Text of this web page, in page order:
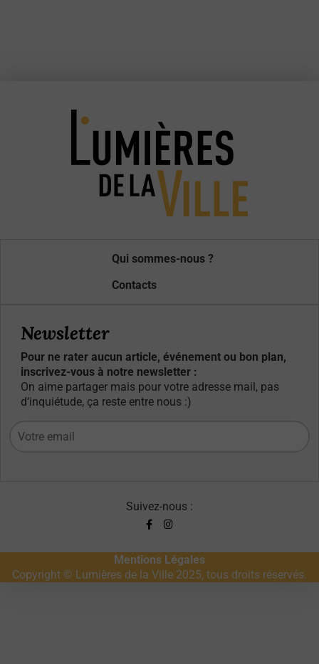
Qui sommes-nous ?
Contacts
Newsletter
Pour ne rater aucun article, événement ou bon plan,
inscrivez-vous à notre newsletter :
On aime partager mais pour votre adresse mail, pas
d’inquiétude, ça reste entre nous :)
Suivez-nous :
Mentions Légales
Copyright © Lumières de la Ville 2025, tous droits réservés.